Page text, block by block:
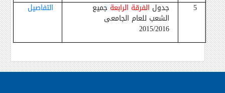
5 جدول الفرقة الرابعةجميع
الشعب للعام الجامعى
2015/2016
التفاصيل